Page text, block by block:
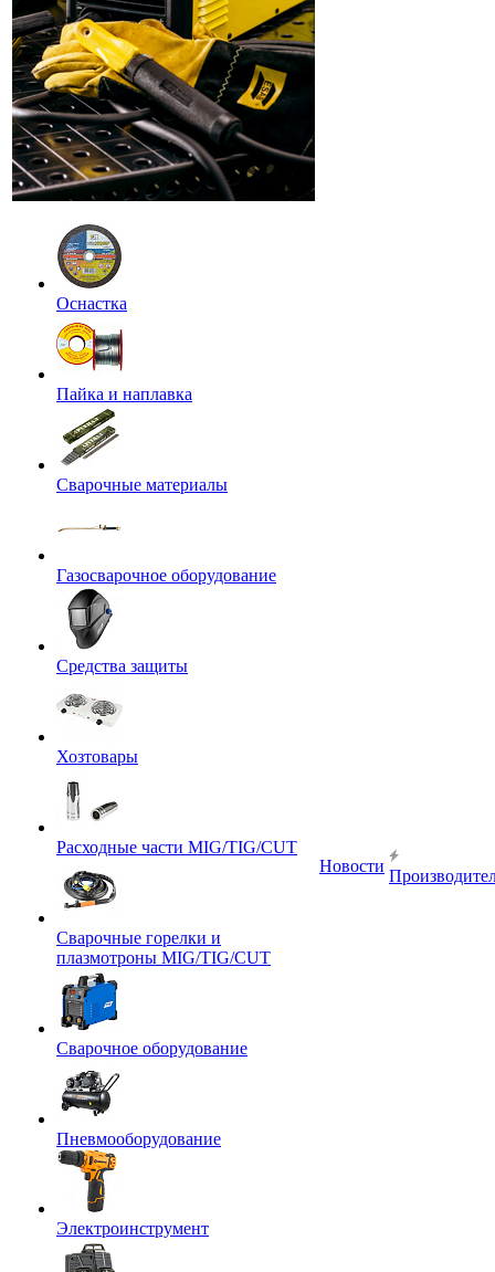
Оснастка
Пайка и наплавка
Сварочные материалы
Газосварочное оборудование
Средства защиты
Хозтовары
Расходные части MIG/TIG/CUT
Сварочные горелки и
плазмотроны MIG/TIG/CUT
Сварочное оборудование
Пневмооборудование
Электроинструмент
Новости